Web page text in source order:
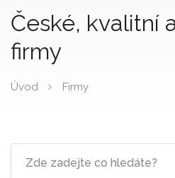
České, kvalitní
firmy
Úvod Firmy